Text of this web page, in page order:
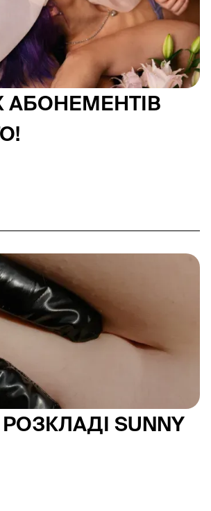
SUNNY